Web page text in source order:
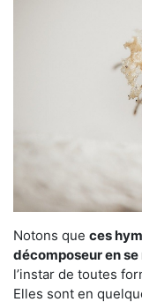
Notons que ces
décomposeur en
l’instar de toutes
Elles sont en